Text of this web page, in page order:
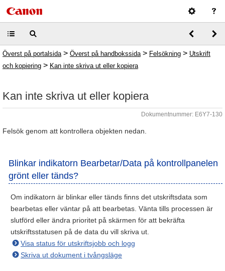
Överst på portalsida > Överst på handbokssida > Felsökning > Utskrift
och kopiering > Kan inte skriva ut eller kopiera
Kan inte skriva ut eller kopiera
Dokumentnummer: E6Y7-130
Felsök genom att kontrollera objekten nedan.
Blinkar indikatorn Bearbetar/Data på kontrollpanelen
grönt eller tänds?
Om indikatorn är blinkar eller tänds finns det utskriftsdata som
bearbetas eller väntar på att bearbetas. Vänta tills processen är
slutförd eller ändra prioritet på skärmen för att bekräfta
utskriftsstatusen på de data du vill skriva ut.
Visa status för utskriftsjobb och logg
Skriva ut dokument i tvångsläge